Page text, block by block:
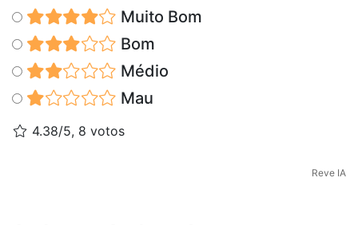
Muito Bom
Bom
Médio
Mau
4.38/5, 8 votos
Reve IA